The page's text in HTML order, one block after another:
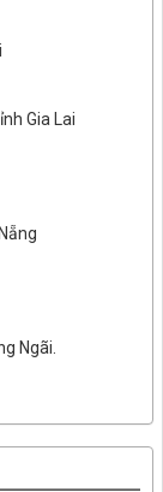
Gia Lai
Ngãi.